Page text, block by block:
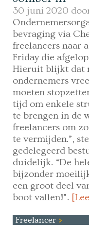
30 juni 2020
bevraging via
freelancers naar
Friday die
Hieruit blijkt dat
ondernemers
moeten
tijd om enkele
te brengen in de
freelancers om
te vermijden.”,
gedelegeerd
duidelijk. “De
bijzonder
een groot deel
boot vallen!”.
Freelancer